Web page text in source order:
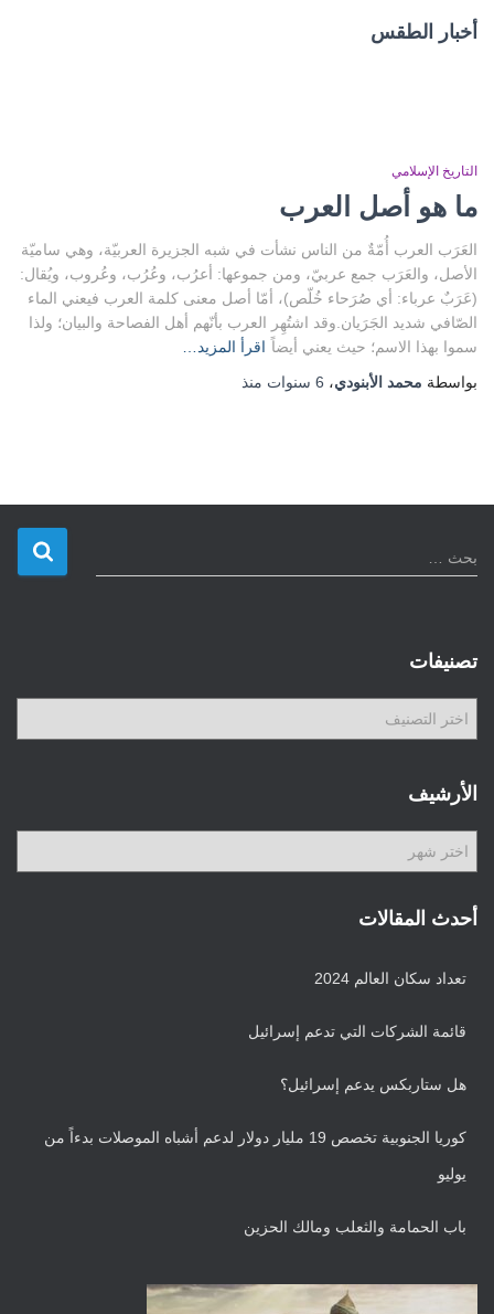
أخبار الطقس
التاريخ الإسلامي
ما هو أصل العرب
العَرَب العرب أُمّةٌ من الناس نشأت في شبه الجزيرة العربيّة، وهي ساميّة
الأصل، والعَرَب جمع عربيّ، ومن جموعها: أعرُب، وعُرُب، وعُروب، ويُقال:
(عَرَبٌ عرباء: أي صُرَحاء خُلّص)، أمّا أصل معنى كلمة العرب فيعني الماء
الصّافي شديد الجَرَيان.وقد اشتُهِر العرب بأنّهم أهل الفصاحة والبيان؛ ولذا
سموا بهذا الاسم؛ حيث يعني أيضاً اقرأ المزيد…
بواسطة محمد الأبنودي، 6 سنوات منذ
ل
ع
ن
بحث …
تصنيفات
ي
ف
ا
ت
الأرشيف
ر
ف
أحدث المقالات
تعداد سكان العالم 2024
قائمة الشركات التي تدعم إسرائيل
هل ستاربكس يدعم إسرائيل؟
كوريا الجنوبية تخصص 19 مليار دولار لدعم أشباه الموصلات بدءاً من
يوليو
باب الحمامة والثعلب ومالك الحزين